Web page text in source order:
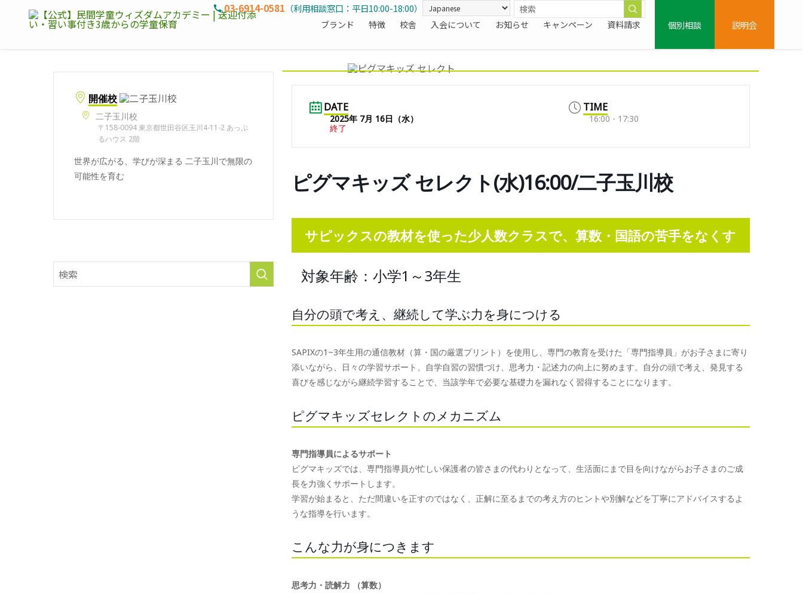
ブランド 特徴 校舎 入会について お知らせ キャンペーン 資料請求
03-6914-0581 （利用相談窓口：平日10:00-18:00）
個別相談
説明会
開催校
二子玉川校
〒158-0094 東京都世田谷区玉川4-11-2 あっぷ
るハウス 2階
世界が広がる、学びが深まる 二子玉川で無限の
可能性を育む
DATE
2025年 7月 16日（水）
終了
TIME
16:00 - 17:30
ピグマキッズ セレクト(水)16:00/二子玉川校
サピックスの教材を使った少人数クラスで、算数・国語の苦手をなくす
対象年齢：小学1～3年生
自分の頭で考え、継続して学ぶ力を身につける
SAPIXの1~3年生用の通信教材（算・国の厳選プリント）を使用し、専門の教育を受けた「専門指導員」がお子さまに寄り
添いながら、日々の学習サポート、自学自習の習慣づけ、思考力・記述力の向上に努めます。自分の頭で考え、発見する
喜びを感じながら継続学習することで、当該学年で必要な基礎力を漏れなく習得することになります。
ピグマキッズセレクトのメカニズム
専門指導員によるサポート
ピグマキッズでは、専門指導員が忙しい保護者の皆さまの代わりとなって、生活面にまで目を向けながらお子さまのご成
長を力強くサポートします。
学習が始まると、ただ間違いを正すのではなく、正解に至るまでの考え方のヒントや別解などを丁寧にアドバイスするよ
うな指導を行います。
こんな力が身につきます
思考力・読解力 （算数）